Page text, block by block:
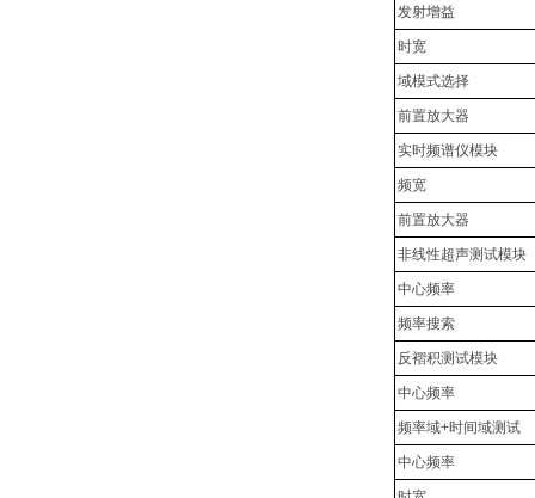
发射增益
时宽
域模式选择
前置放大器
实时频谱仪模块
频宽
前置放大器
非线性超声测试模块
中心频率
频率搜索
反褶积测试模块
中心频率
频率域+时间域测试
中心频率